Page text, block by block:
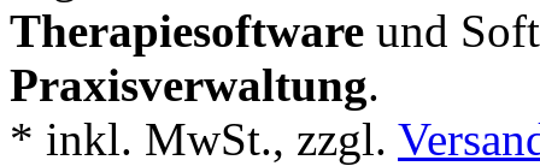
Therapiesoftware und
Praxisverwaltung.
* inkl. MwSt., zzgl.